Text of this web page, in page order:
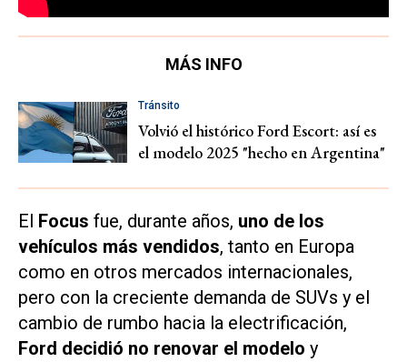
MÁS INFO
Tránsito
Volvió el histórico Ford Escort: así es
el modelo 2025 "hecho en Argentina"
El Focus fue, durante años, uno de los
vehículos más vendidos, tanto en Europa
como en otros mercados internacionales,
pero con la creciente demanda de SUVs y el
cambio de rumbo hacia la electrificación,
Ford decidió no renovar el modelo y